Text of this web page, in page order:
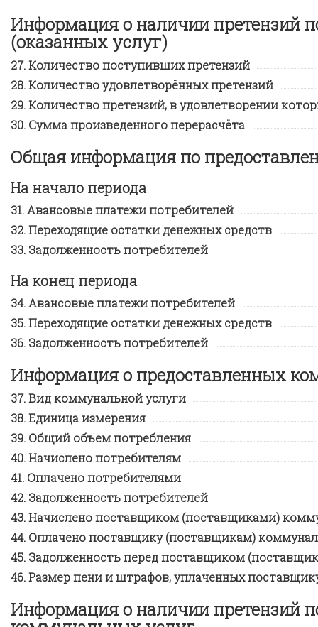
Информация о наличии претензий
(оказанных услуг)
Количество поступивших претензий
Количество удовлетворённых претензий
Количество претензий, в удовлетворении
Сумма произведенного перерасчёта
Общая информация по
На начало периода
Авансовые платежи потребителей
Переходящие остатки денежных средств
Задолженность потребителей
На конец периода
Авансовые платежи потребителей
Переходящие остатки денежных средств
Задолженность потребителей
Информация о предоставленных
Вид коммунальной услуги
Единица измерения
Общий объем потребления
Начислено потребителям
Оплачено потребителями
Задолженность потребителей
Начислено поставщиком (поставщиками)
Оплачено поставщику (поставщикам)
Задолженность перед поставщиком
Размер пени и штрафов, уплаченных
Информация о наличии претензий